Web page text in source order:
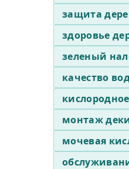
защита
здоровье
зеленый
качество
монтаж
мочевая